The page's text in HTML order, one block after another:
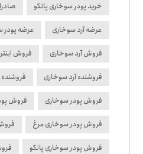
خرید پودر سوخاری پانکو
عرضه آرد سوخاری عرضه پودر
فروش آرد سوخاری فروش
فروشنده آرد سوخاری
فروش پودر سوخاری فروش
فروش پودر سوخاری مرغ
فروش پودر سوخاری پانکو